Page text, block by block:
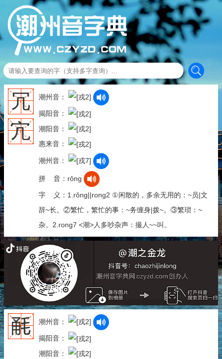
冗
宂
潮州音：
揭阳音：
潮阳音：
惠来音：
潮州音：
拼 音：rǒng
字 义：1.rǒng||rong2 ①闲散的，多余无用的：~员|文
辞~长。②繁忙，繁忙的事：~务缠身|拨~。③繁琐：~
杂。2.rong7 <潮>人多吵杂声：撮人~~叫。
𣭲 潮州音：
揭阳音：
潮阳音：